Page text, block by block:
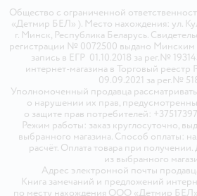
Общество с ограниченной
«Детмир БЕЛ» ). Место нахождения: ул.
г. Минск, Республика Беларусь.
регистрации № 0072500 выдано Минским
запись в ЕГР 01.10.2018 за рег.№
интернет-магазина в Торговый реестр
09.09.2021 за рег.№
Уполномоченный продавца
о нарушении их прав,
о защите прав потребителей:
Режим работы: заказ круглосуточно,
выбранного магазина. Способ оплаты:
расчёт. Оплата товара при
из выбранного
Адрес электронной почты
Книга замечаний и предложений
по месту нахождения ООО «Детмир